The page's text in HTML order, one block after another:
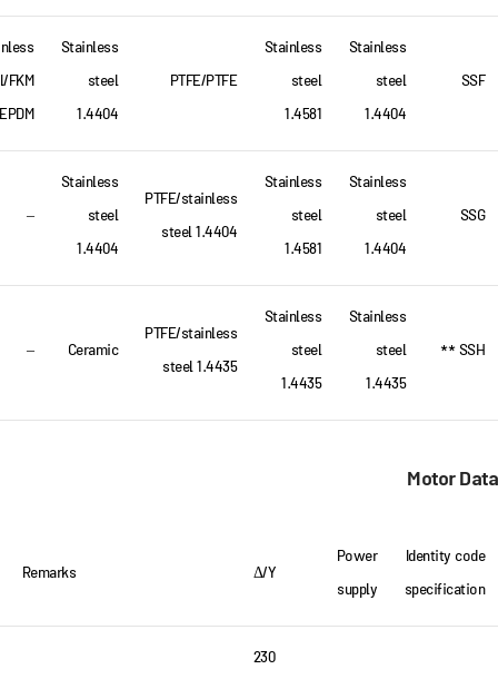
SSF
Stainless
steel
1.4404
Stainless
steel
1.4581
PTFE/PTFE
Stainless
steel
1.4404
FKM
SSG
Stainless
steel
1.4404
Stainless
steel
1.4581
PTFE/stainless
steel 1.4404
Stainless
steel
1.4404
–
SSH **
Stainless
steel
1.4435
Stainless
steel
1.4435
PTFE/stainless
steel 1.4435
Ceramic
–
Motor Data
Identity code
specification
Power
supply
Δ/Y
Remarks
230